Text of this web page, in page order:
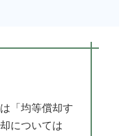
「均等償却す
については